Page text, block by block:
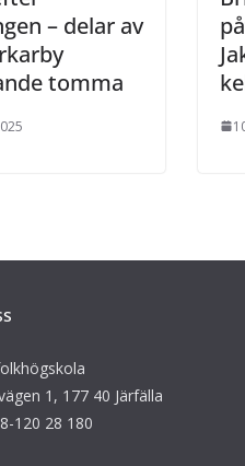
– delar av
tomma
1, 177 40 Järfälla
120 28 180